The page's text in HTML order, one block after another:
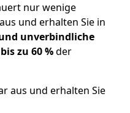
nur wenige
und erhalten Sie in
unverbindliche
zu 60 %der
aus und erhalten Sie